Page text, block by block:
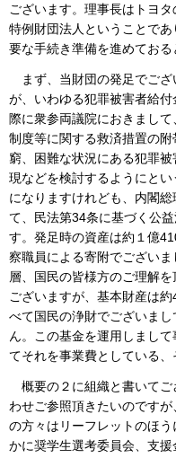
ございます。理事長はトヨ
特例財団法人ということで
要な手続き準備を進めておる
まず、当財団の発足でご
が、いわゆる犯罪被害者給
際に衆参両議院におきまし
制度等に関する救済措置の
窮、困難な状況にある犯罪
現などを検討するようにと
になりますけれども、内閣
て、民法第34条に基づく公
す。発足時の資産は約１億
察職員による寄附でござい
層、国民の皆様方のご理解
ございますが、基本財産は
べて国民の浄財でございま
ん。この基金を運用しまし
てそれを事業費としている、
概要の２に組織と書いて
わせご参照頂きたいのです
の方々はリーフレットのほ
かに奨学生選考委員会、支援